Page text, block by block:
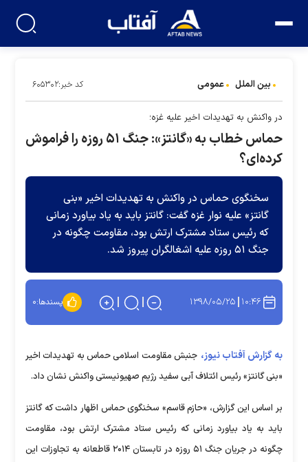
بین الملل عمومی کد خبر:۶۰۵۳۰۲
در واکنش به تهدیدات اخیر علیه غزه؛
حماس خطاب به «گانتز»: جنگ ۵۱ روزه را فراموش
کرده‌ای؟
سخنگوی حماس در واکنش به تهدیدات اخیر «بنی
گانتز» علیه نوار غزه گفت: گانتز باید به یاد بیاورد زمانی
که رئیس ستاد مشترک ارتش بود، مقاومت چگونه در
جنگ ۵۱ روزه علیه اشغالگران پیروز شد.
۱۰:۴۶ ۱۳۹۸/۰۵/۲۵ پسندها:۰
به گزارش آفتاب نیوز، جنبش مقاومت اسلامی حماس به تهدیدات اخیر
«بنی گانتز» رئیس ائتلاف آبی سفید رژیم صهیونیستی واکنش نشان داد.
بر اساس این گزارش، «حازم قاسم» سخنگوی حماس اظهار داشت که گانتز
باید به یاد بیاورد زمانی که رئیس ستاد مشترک ارتش بود، مقاومت
چگونه در جریان جنگ ۵۱ روزه در تابستان ۲۰۱۴ قاطعانه به تجاوزات این